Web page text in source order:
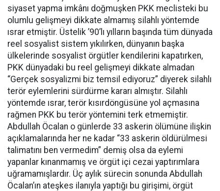
siyaset yapma imkânı doğmuşken PKK meclisteki bu
olumlu gelişmeyi dikkate almamış silahlı yöntemde
ısrar etmiştir. Üstelik ’90’lı yılların başında tüm dünyada
reel sosyalist sistem yıkılırken, dünyanın başka
ülkelerinde sosyalist örgütler kendilerini kapatırken,
PKK dünyadaki bu reel gelişmeyi dikkate almadan
“Gerçek sosyalizmi biz temsil ediyoruz” diyerek silahlı
terör eylemlerini sürdürme kararı almıştır. Silahlı
yöntemde ısrar, terör kısırdöngüsüne yol açmasına
rağmen PKK bu terör yöntemini terk etmemiştir.
Abdullah Öcalan o günlerde 33 askerin ölümüne ilişkin
açıklamalarında her ne kadar “33 askerin öldürülmesi
talimatını ben vermedim” demiş olsa da eylemi
yapanlar kınanmamış ve örgüt içi cezai yaptırımlara
uğramamışlardır. Üç aylık sürecin sonunda Abdullah
Öcalan’ın ateşkes ilanıyla yaptığı bu girişimi, örgüt